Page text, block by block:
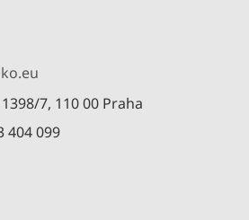
7, 110 00 Praha
404 099